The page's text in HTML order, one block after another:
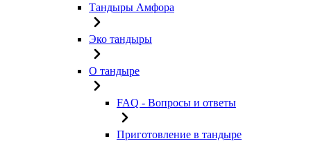
Тандыры Амфора
Эко тандыры
О тандыре
FAQ - Вопросы и ответы
Приготовление в тандыре